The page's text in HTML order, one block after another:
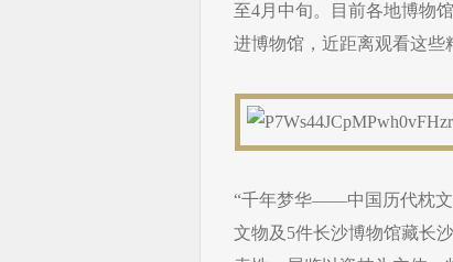
至4月中旬。目前各地博物
进博物馆，近距离观看这些
“千年梦华——中国历代枕文
文物及5件长沙博物馆藏长